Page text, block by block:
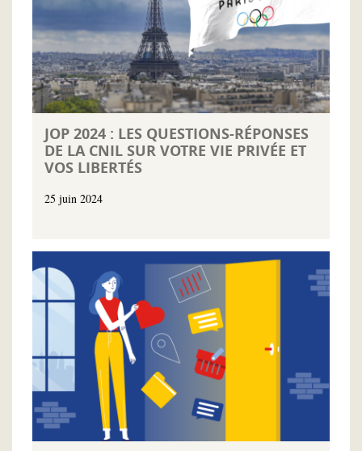
JOP 2024 : LES QUESTIONS-RÉPONSES
DE LA CNIL SUR VOTRE VIE PRIVÉE ET
VOS LIBERTÉS
25 juin 2024